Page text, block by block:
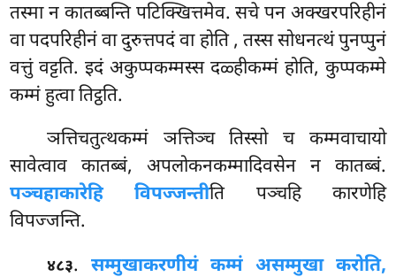
तस्मा न कातब्बन्ति पटिक्खित्तमेव. सचे पन अक्खरपरिहीनं
वा पदपरिहीनं वा दुरुत्तपदं वा होति, तस्स सोधनत्थं पुनप्पुनं
वत्तुं वट्टति. इदं अकुप्पकम्मस्स दळ्हीकम्मं होति, कुप्पकम्मे
कम्मं हुत्वा तिट्ठति.
ञत्तिचतुत्थकम्मं ञत्तिञ्च तिस्सो च कम्मवाचायो
सावेत्वाव कातब्बं, अपलोकनकम्मादिवसेन न कातब्बं.
पञ्चहाकारेहि विपज्जन्तीति पञ्चहि कारणेहि
विपज्जन्ति.
४८३. सम्मुखाकरणीयं कम्मं असम्मुखा करोति,